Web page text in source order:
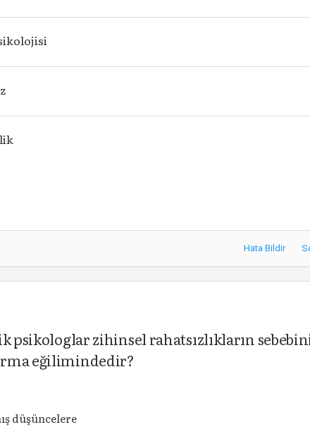
Hata Bildir
psikologlar zihinsel rahatsızlıkların
eğilimindedir?
düşüncelere